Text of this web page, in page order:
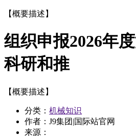
【概要描述】
组织申报2026年
科研和推
【概要描述】
分类： 机械知识
作者：J9集团|国际站官网
来源：